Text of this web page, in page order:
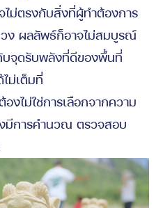
ไม่ตรงกับสิ่งที่ผู้ทำต้องการ
ง ผลลัพธ์ก็อาจไม่สมบูรณ์
บจุดรับพลังที่ดีของพื้นที่
ม่เต็มที่
งไม่ใช่การเลือกจากความ
มีการคำนวณ ตรวจสอบ